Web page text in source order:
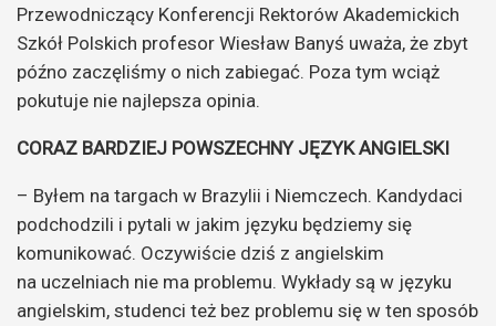
Przewodniczący Konferencji Rektorów Akademickich
Szkół Polskich profesor Wiesław Banyś uważa, że zbyt
późno zaczęliśmy o nich zabiegać. Poza tym wciąż
pokutuje nie najlepsza opinia.
CORAZ BARDZIEJ POWSZECHNY JĘZYK ANGIELSKI
– Byłem na targach w Brazylii i Niemczech. Kandydaci
podchodzili i pytali w jakim języku będziemy się
komunikować. Oczywiście dziś z angielskim
na uczelniach nie ma problemu. Wykłady są w języku
angielskim, studenci też bez problemu się w ten sposób